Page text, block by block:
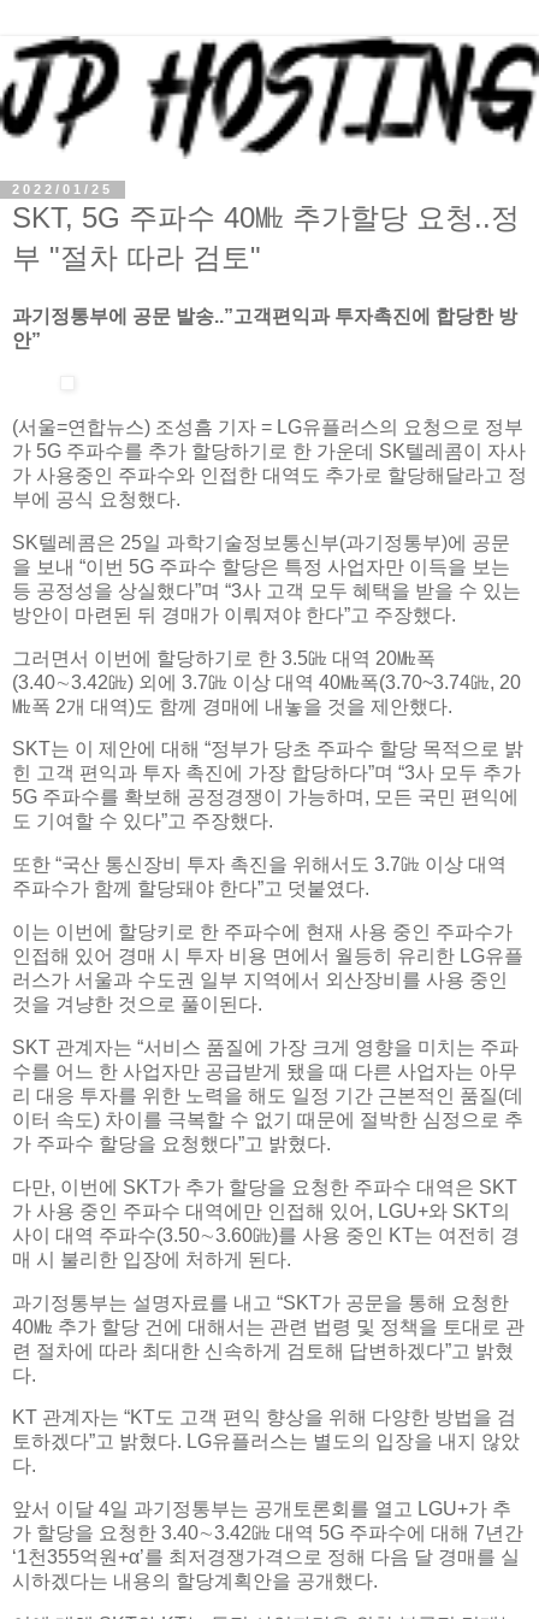
2022/01/25
SKT, 5G 주파수 40㎒ 추가할당 요청..정
부 "절차 따라 검토"
과기정통부에 공문 발송..”고객편익과 투자촉진에 합당한 방
안”
(서울=연합뉴스) 조성흠 기자 = LG유플러스의 요청으로 정부
가 5G 주파수를 추가 할당하기로 한 가운데 SK텔레콤이 자사
가 사용중인 주파수와 인접한 대역도 추가로 할당해달라고 정
부에 공식 요청했다.
SK텔레콤은 25일 과학기술정보통신부(과기정통부)에 공문
을 보내 “이번 5G 주파수 할당은 특정 사업자만 이득을 보는
등 공정성을 상실했다”며 “3사 고객 모두 혜택을 받을 수 있는
방안이 마련된 뒤 경매가 이뤄져야 한다”고 주장했다.
그러면서 이번에 할당하기로 한 3.5㎓ 대역 20㎒폭
(3.40∼3.42㎓) 외에 3.7㎓ 이상 대역 40㎒폭(3.70~3.74㎓, 20
㎒폭 2개 대역)도 함께 경매에 내놓을 것을 제안했다.
SKT는 이 제안에 대해 “정부가 당초 주파수 할당 목적으로 밝
힌 고객 편익과 투자 촉진에 가장 합당하다”며 “3사 모두 추가
5G 주파수를 확보해 공정경쟁이 가능하며, 모든 국민 편익에
도 기여할 수 있다”고 주장했다.
또한 “국산 통신장비 투자 촉진을 위해서도 3.7㎓ 이상 대역
주파수가 함께 할당돼야 한다”고 덧붙였다.
이는 이번에 할당키로 한 주파수에 현재 사용 중인 주파수가
인접해 있어 경매 시 투자 비용 면에서 월등히 유리한 LG유플
러스가 서울과 수도권 일부 지역에서 외산장비를 사용 중인
것을 겨냥한 것으로 풀이된다.
SKT 관계자는 “서비스 품질에 가장 크게 영향을 미치는 주파
수를 어느 한 사업자만 공급받게 됐을 때 다른 사업자는 아무
리 대응 투자를 위한 노력을 해도 일정 기간 근본적인 품질(데
이터 속도) 차이를 극복할 수 없기 때문에 절박한 심정으로 추
가 주파수 할당을 요청했다”고 밝혔다.
다만, 이번에 SKT가 추가 할당을 요청한 주파수 대역은 SKT
가 사용 중인 주파수 대역에만 인접해 있어, LGU+와 SKT의
사이 대역 주파수(3.50∼3.60㎓)를 사용 중인 KT는 여전히 경
매 시 불리한 입장에 처하게 된다.
과기정통부는 설명자료를 내고 “SKT가 공문을 통해 요청한
40㎒ 추가 할당 건에 대해서는 관련 법령 및 정책을 토대로 관
련 절차에 따라 최대한 신속하게 검토해 답변하겠다”고 밝혔
다.
KT 관계자는 “KT도 고객 편익 향상을 위해 다양한 방법을 검
토하겠다”고 밝혔다. LG유플러스는 별도의 입장을 내지 않았
다.
앞서 이달 4일 과기정통부는 공개토론회를 열고 LGU+가 추
가 할당을 요청한 3.40∼3.42㎓ 대역 5G 주파수에 대해 7년간
‘1천355억원+α’를 최저경쟁가격으로 정해 다음 달 경매를 실
시하겠다는 내용의 할당계획안을 공개했다.